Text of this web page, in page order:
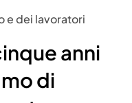
e dei lavoratori
anni
di